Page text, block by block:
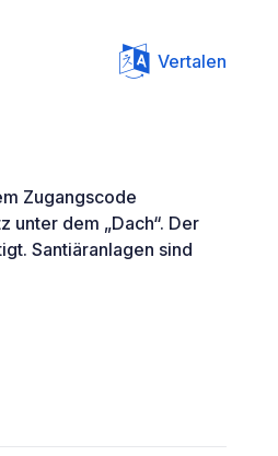
Vertalen
Zugangscode
dem „Dach“. Der
Santiäranlagen sind